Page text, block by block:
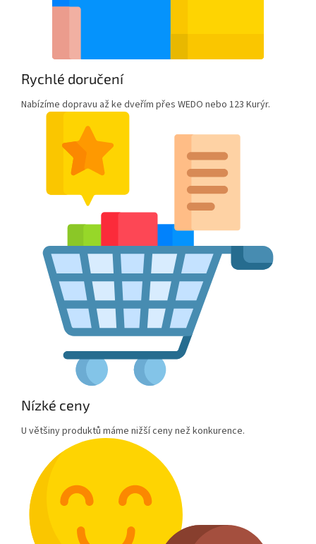
Rychlé doručení
Nabízíme dopravu až ke dveřím přes WEDO nebo 123 Kurýr.
Nízké ceny
U většiny produktů máme nižší ceny než konkurence.